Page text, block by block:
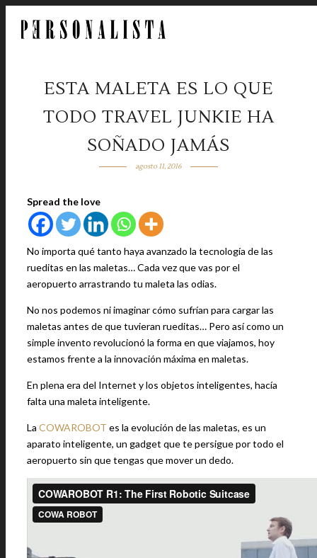
ESTA MALETA ES LO QUE
TODO TRAVEL JUNKIE HA
SOÑADO JAMÁS
agosto 11, 2016
Spread the love
No importa qué tanto haya avanzado la tecnología de las
rueditas en las maletas… Cada vez que vas por el
aeropuerto arrastrando tu maleta las odias.
No nos podemos ni imaginar cómo sufrían para cargar las
maletas antes de que tuvieran rueditas… Pero así como un
simple invento revolucionó la forma en que viajamos, hoy
estamos frente a la innovación máxima en maletas.
En plena era del Internet y los objetos inteligentes, hacía
falta una maleta inteligente.
La COWAROBOT es la evolución de las maletas, es un
aparato inteligente, un gadget que te persigue por todo el
aeropuerto sin que tengas que mover un dedo.